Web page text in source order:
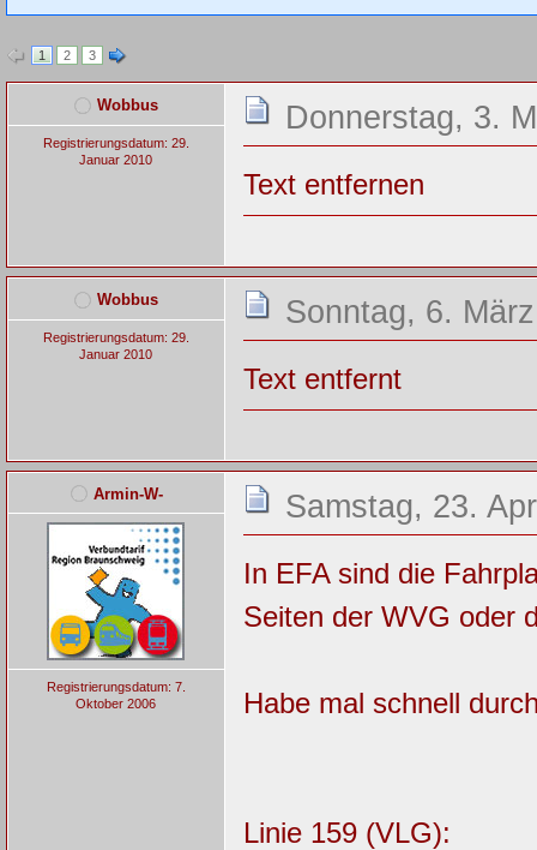
1 2 3
Wobbus
Registrierungsdatum: 29.
Januar 2010
Donnerstag, 3.
Text entfernen
Wobbus
Registrierungsdatum: 29.
Januar 2010
Sonntag, 6.
Text entfernt
Armin-W-
Registrierungsdatum: 7.
Oktober 2006
Samstag, 23.
In EFA sind die
Seiten der WVG oder
Habe mal schnell
Linie 159 (VLG):